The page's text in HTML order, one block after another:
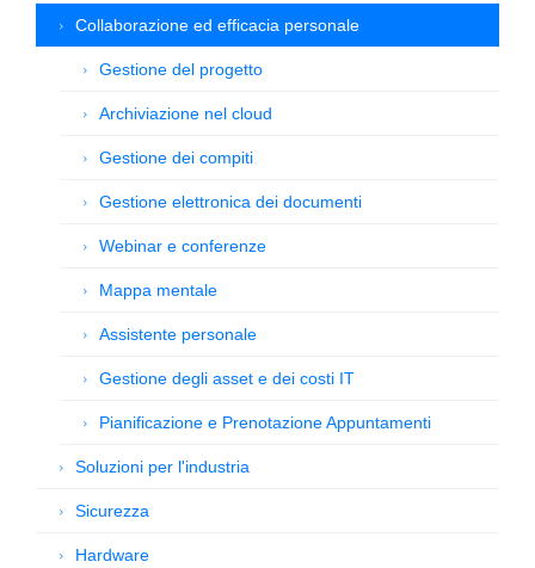
Collaborazione ed efficacia personale
Gestione del progetto
Archiviazione nel cloud
Gestione dei compiti
Gestione elettronica dei documenti
Webinar e conferenze
Mappa mentale
Assistente personale
Gestione degli asset e dei costi IT
Pianificazione e Prenotazione Appuntamenti
Soluzioni per l'industria
Sicurezza
Hardware